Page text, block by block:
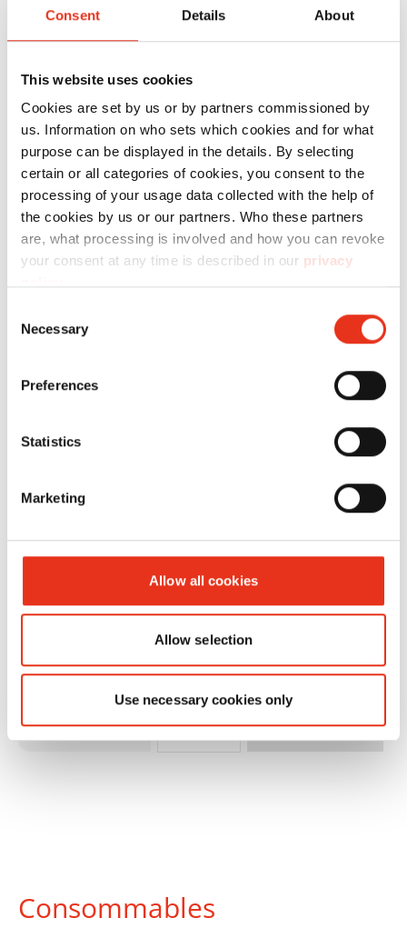
Consent Details About
This website uses cookies
Cookies are set by us or by partners commissioned by
us. Information on who sets which cookies and for what
purpose can be displayed in the details. By selecting
certain or all categories of cookies, you consent to the
processing of your usage data collected with the help of
the cookies by us or our partners. Who these partners
are, what processing is involved and how you can revoke
your consent at any time is described in our privacy
Selection
Necessary
Preferences
Statistics
Marketing
Allow all cookies
Allow selection
Use necessary cookies only
Réf.
HSM
shredstar
S10 - 6
mm+ bloc
de coupe
sép. CD
1042121 4026631057714
HSM
30 mm +
bloc de
coupe sép.
4026631057721
Consommables